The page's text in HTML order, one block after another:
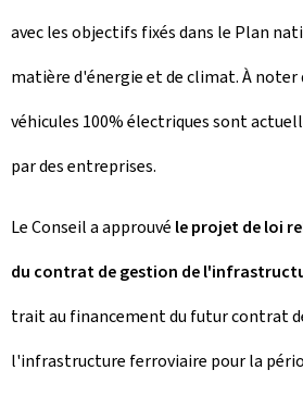
avec les objectifs fixés dans le Plan
matière d'énergie et de climat. À noter
véhicules 100% électriques sont
par des entreprises.
Le Conseil a approuvé le projet de loi
du contrat de gestion de
trait au financement du futur contrat
l'infrastructure ferroviaire pour la